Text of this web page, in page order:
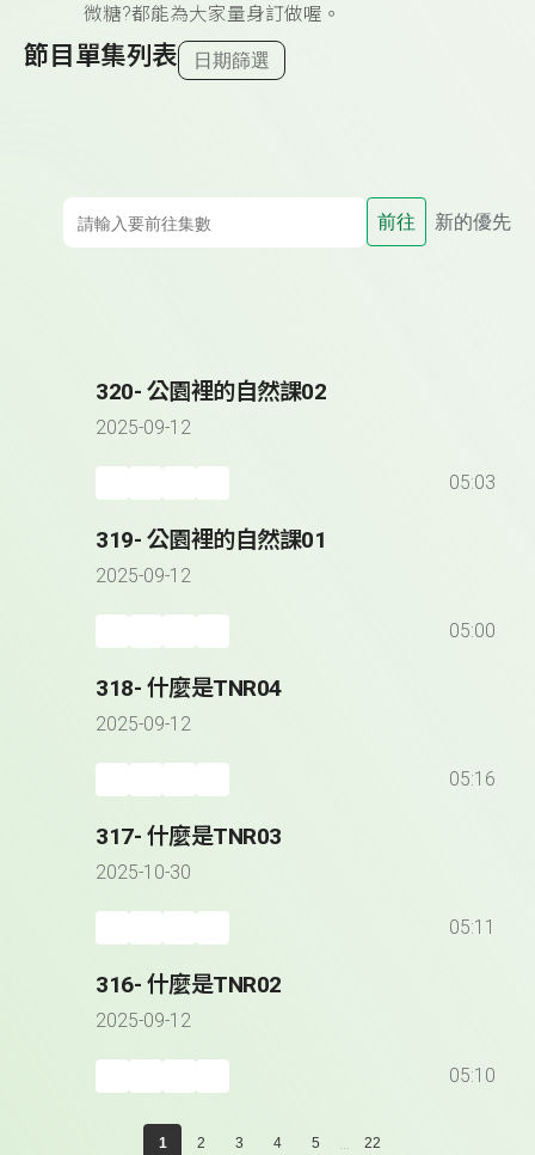
微糖?都能為大家量身訂做喔。
節目單集列表 日期篩選
前往 新的優先
320- 公園裡的自然課02
2025-09-12
05:03
319- 公園裡的自然課01
2025-09-12
05:00
318- 什麼是TNR04
2025-09-12
05:16
317- 什麼是TNR03
2025-10-30
05:11
316- 什麼是TNR02
2025-09-12
05:10
1 2 3 4 5 ... 22